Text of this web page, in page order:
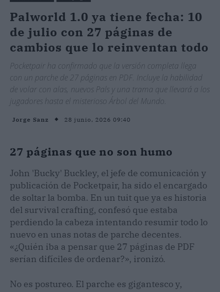
Palworld 1.0 ya tiene fecha: 10
de julio con 27 páginas de
cambios que lo reinventan todo
Pocketpair ha confirmado que la versión completa llega
con un parche de 27 páginas en PDF. Incluye la habilidad
de volar con alas, nuevos Pals y una trama que llevará a los
jugadores hasta el misterioso Árbol del Mundo.
Jorge Sanz 28 junio, 2026 09:40
27 páginas que no son humo
John 'Bucky' Buckley, el jefe de comunicación y
publicación de Pocketpair, ha sido el encargado
de soltar la bomba. En un tuit que ya es historia
del survival crafting, confesó que estaba
perdiendo la cabeza intentando resumir todo lo
nuevo en unas notas de parche decentes.
«¿Quién iba a pensar que 27 páginas de PDF
serían difíciles de ordenar?», ironizó.
No es postureo. El parche es gigantesco y,